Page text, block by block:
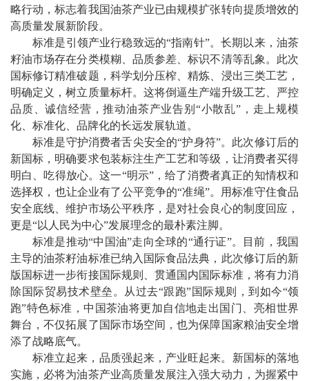
略行动，标志着我国油茶产业已由规模扩张转向提质增效的
高质量发展新阶段。
标准是引领产业行稳致远的“指南针”。长期以来，油茶
籽油市场存在分类模糊、品质参差、标识不清等乱象。此次
国标修订精准破题，科学划分压榨、精炼、浸出三类工艺，
明确定义，树立质量标杆。这将倒逼生产端升级工艺、严控
品质、诚信经营，推动油茶产业告别“小散乱”，走上规模
化、标准化、品牌化的长远发展轨道。
标准是守护消费者舌尖安全的“护身符”。此次修订后的
新国标，明确要求包装标注生产工艺和等级，让消费者买得
明白、吃得放心。这一“明示”，给了消费者真正的知情权和
选择权，也让企业有了公平竞争的“准绳”。用标准守住食品
安全底线、维护市场公平秩序，是对社会良心的制度回应，
更是“以人民为中心”发展理念的最朴素注脚。
标准是推动“中国油”走向全球的“通行证”。目前，我国
主导的油茶籽油标准已纳入国际食品法典，此次修订后的新
版国标进一步衔接国际规则、贯通国内国际标准，将有力消
除国际贸易技术壁垒。从过去“跟跑”国际规则，到如今“领
跑”特色标准，中国茶油将更加自信地走出国门、亮相世界
舞台，不仅拓展了国际市场空间，也为保障国家粮油安全增
添了战略底气。
标准立起来，品质强起来，产业旺起来。新国标的落地
实施，必将为油茶产业高质量发展注入强大动力，为握紧中